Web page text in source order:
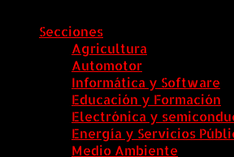
Secciones
Agricultura
Automotor
Informática y Software
Educación y Formación
Electrónica y
Energía y Servicios
Medio Ambiente